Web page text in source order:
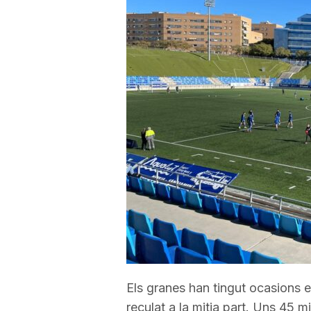
a
r
a
g
o
n
Els granes han tingut ocasions
reculat a la mitja part. Uns 45